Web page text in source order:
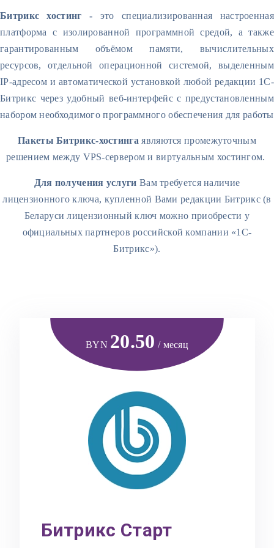
Битрикс хостинг - это специализированная настроенная
платформа с изолированной программной средой, а также
гарантированным объёмом памяти, вычислительных
ресурсов, отдельной операционной системой, выделенным
IP-адресом и автоматической установкой любой редакции 1C-
Битрикс через удобный веб-интерфейс с предустановленным
набором необходимого программного обеспечения для работы
Пакеты Битрикс-хостинга являются промежуточным
решением между VPS-сервером и виртуальным хостингом.
Для получения услуги Вам требуется наличие
лицензионного ключа, купленной Вами редакции Битрикс (в
Беларуси лицензионный ключ можно приобрести у
официальных партнеров российской компании «1С-
Битрикс»).
BYN 20.50 / месяц
Битрикс Старт